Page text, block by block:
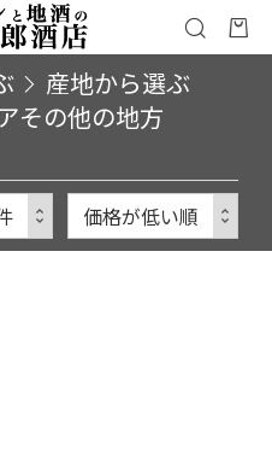
産地から選ぶ
その他の地方